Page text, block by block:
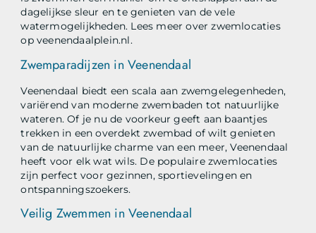
dagelijkse sleur en te genieten van de vele
watermogelijkheden. Lees meer over zwemlocaties
op veenendaalplein.nl.
Zwemparadijzen in Veenendaal
Veenendaal biedt een scala aan zwemgelegenheden,
variërend van moderne zwembaden tot natuurlijke
wateren. Of je nu de voorkeur geeft aan baantjes
trekken in een overdekt zwembad of wilt genieten
van de natuurlijke charme van een meer, Veenendaal
heeft voor elk wat wils. De populaire zwemlocaties
zijn perfect voor gezinnen, sportievelingen en
ontspanningszoekers.
Veilig Zwemmen in Veenendaal